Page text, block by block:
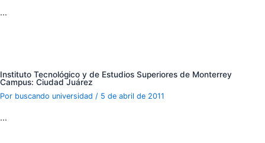
…
Instituto Tecnológico y de Estudios Superiores de Monterrey
Campus: Ciudad Juárez
Por buscando universidad / 5 de abril de 2011
…